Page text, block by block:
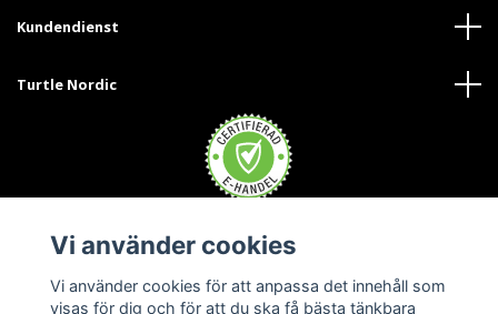
Kundendienst
Turtle Nordic
Vi använder cookies
Vi använder cookies för att anpassa det innehåll som
visas för dig och för att du ska få bästa tänkbara